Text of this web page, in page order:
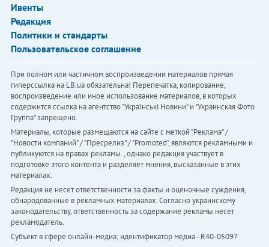
Ивенты
Редакция
Политики и стандарты
Пользовательское соглашение
При полном или частичном воспроизведении материалов прямая
гиперссылка на LB.ua обязательна! Перепечатка, копирование,
воспроизведение или иное использование материалов, в которых
содержится ссылка на агентство "Українськi Новини" и "Украинская Фото
Группа" запрещено.
Материалы, которые размещаются на сайте с меткой "Реклама" /
"Новости компаний" / "Пресрелиз" / "Promoted", являются рекламными и
публикуются на правах рекламы. , однако редакция участвует в
подготовке этого контента и разделяет мнения, высказанные в этих
материалах.
Редакция не несет ответственности за факты и оценочные суждения,
обнародованные в рекламных материалах. Согласно украинскому
законодательству, ответственность за содержание рекламы несет
рекламодатель.
Субъект в сфере онлайн-медиа; идентификатор медиа - R40-05097